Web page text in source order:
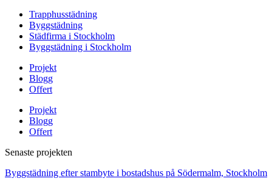
Trapphusstädning
Byggstädning
Städfirma i Stockholm
Byggstädning i Stockholm
Projekt
Blogg
Offert
Projekt
Blogg
Offert
Senaste projekten
Byggstädning efter stambyte i bostadshus på Södermalm, Stockholm